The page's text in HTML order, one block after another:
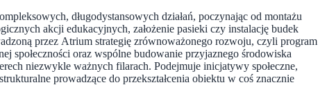
długodystansowych działań, poczynając od montażu
akcji edukacyjnych, założenie pasieki czy instalację budek
przez Atrium strategię zrównoważonego rozwoju, czyli program
społeczności oraz wspólne budowanie przyjaznego środowiska
niezwykle ważnych filarach. Podejmuje inicjatywy społeczne,
prowadzące do przekształcenia obiektu w coś znacznie